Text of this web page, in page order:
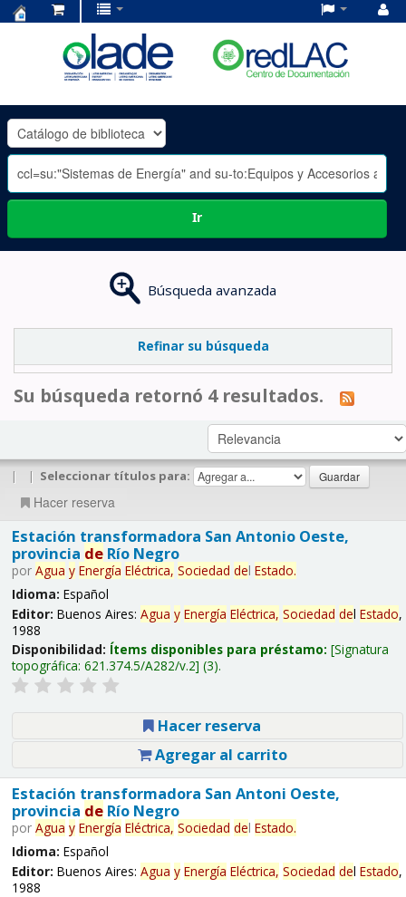
OLADE
-
Ir
Búsqueda avanzada
Refinar su búsqueda
Su búsqueda retornó 4 resultados.
| | Seleccionar títulos para:
Hacer reserva
Estación transformadora San Antonio Oeste,
provincia deRío Negro
por Agua y Energía Eléctrica, Sociedad del Estado.
Idioma: Español
Editor: Buenos Aires: Agua y Energía Eléctrica, Sociedad del Estado,
1988
Disponibilidad: Ítems disponibles para préstamo: Signatura
topográfica: 621.374.5/A282/v.2 (3).
Hacer reserva
Agregar al carrito
Estación transformadora San Antoni Oeste,
provincia deRío Negro
por Agua y Energía Eléctrica, Sociedad del Estado.
Idioma: Español
Editor: Buenos Aires: Agua y Energía Eléctrica, Sociedad del Estado,
1988